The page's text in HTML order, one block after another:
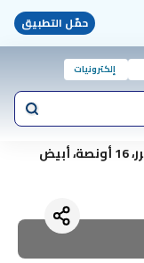
حمّل التطبيق
إلكترونيات
جل العناية بالحيوانات الأليفة الأصلي المكرر، 16 أونصة، أبيض